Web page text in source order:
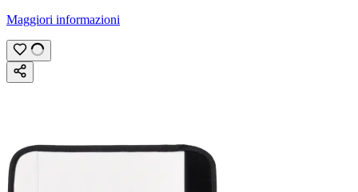
Maggiori informazioni